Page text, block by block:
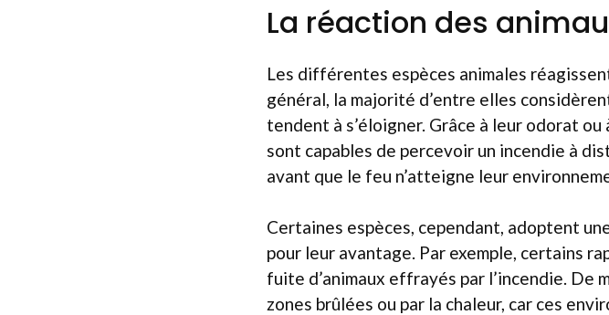
La réaction des
Les différentes espèces animales
général, la majorité d’entre elles
tendent à s’éloigner. Grâce à leur odorat
sont capables de percevoir un incendie à
avant que le feu n’atteigne leur
Certaines espèces, cependant, adoptent
pour leur avantage. Par exemple, certains
fuite d’animaux effrayés par l’incendie.
zones brûlées ou par la chaleur, car ces